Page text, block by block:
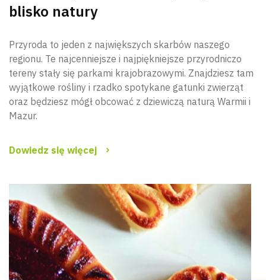
blisko natury
Przyroda to jeden z największych skarbów naszego
regionu. Te najcenniejsze i najpiękniejsze przyrodniczo
tereny stały się parkami krajobrazowymi. Znajdziesz tam
wyjątkowe rośliny i rzadko spotykane gatunki zwierząt
oraz będziesz mógł obcować z dziewiczą naturą Warmii i
Mazur.
Dowiedz się więcej